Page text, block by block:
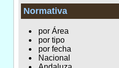
Normativa
por Área
por tipo
por fecha
Nacional